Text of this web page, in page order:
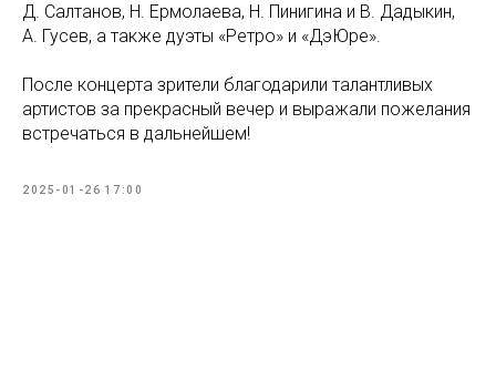
Д. Салтанов, Н. Ермолаева, Н. Пинигина и В. Дадыкин,
А. Гусев, а также дуэты «Ретро» и «ДэЮре».
После концерта зрители благодарили талантливых
артистов за прекрасный вечер и выражали пожелания
встречаться в дальнейшем!
2025-01-26 17:00